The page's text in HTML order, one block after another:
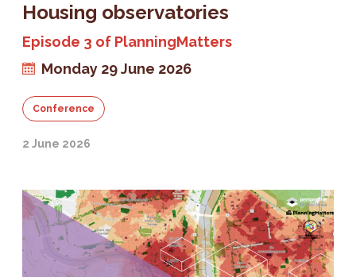
Housing observatories
Episode 3 of PlanningMatters
Monday 29 June 2026
Conference
2 June 2026